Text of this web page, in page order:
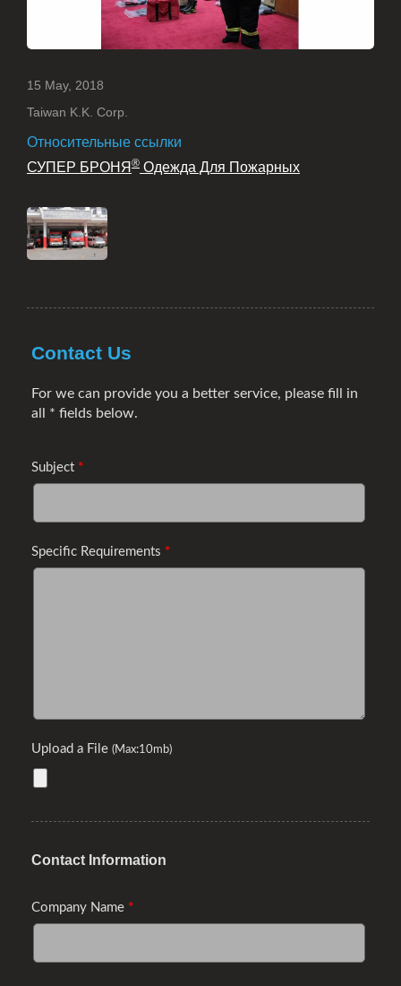
15 May, 2018
Taiwan K.K. Corp.
Относительные ссылки
СУПЕР БРОНЯ ® Одежда Для Пожарных